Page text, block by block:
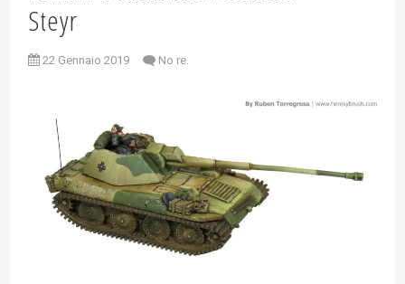
Steyr
22 Gennaio 2019 No re.